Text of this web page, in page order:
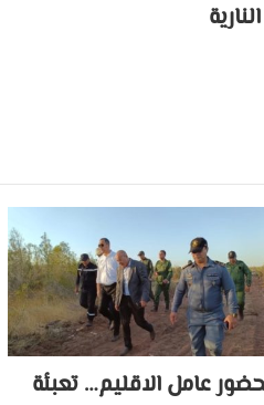
عامل الاقليم… تعبئة